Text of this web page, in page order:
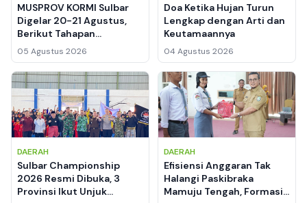
MUSPROV KORMI Sulbar
Digelar 20-21 Agustus,
Berikut Tahapan
Penjaringan Calon Ketua
Umum 2026-2030
05 Agustus 2026
Doa Ketika Hujan Turun
Lengkap dengan Arti dan
Keutamaannya
04 Agustus 2026
DAERAH
Sulbar Championship
2026 Resmi Dibuka, 3
Provinsi Ikut Unjuk
DAERAH
Efisiensi Anggaran Tak
Halangi Paskibraka
Mamuju Tengah, Formasi